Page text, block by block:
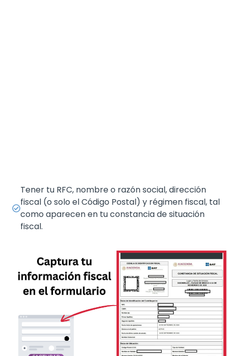
Tener tu RFC, nombre o razón social, dirección
fiscal (o solo el Código Postal) y régimen fiscal, tal
como aparecen en tu constancia de situación
fiscal.